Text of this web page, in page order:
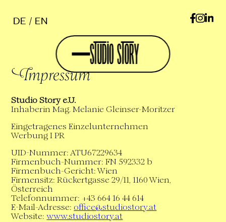
DE EN
Impressum
Studio Story e.U.
Inhaberin Mag. Melanie Gleinser-Moritzer
Eingetragenes Einzelunternehmen
Werbung I PR
UID-Nummer: ATU67229634
Firmenbuch-Nummer: FN 592332 b
Firmenbuch-Gericht: Wien
Firmensitz: Rückertgasse 29/11, 1160 Wien,
Österreich
Telefonnummer: +43 664 16 44 614
E-Mail-Adresse: office@studiostory.at
Website:www.studiostory.at